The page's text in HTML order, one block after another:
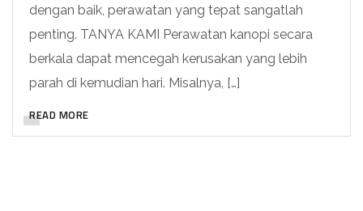
dengan baik, perawatan yang tepat sangatlah
penting. TANYA KAMI Perawatan kanopi secara
berkala dapat mencegah kerusakan yang lebih
parah di kemudian hari. Misalnya, […]
READ MORE